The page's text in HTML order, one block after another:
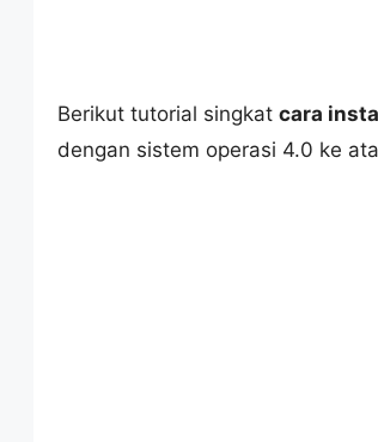
Berikut tutorial singkat cara
dengan sistem operasi 4.0 ke